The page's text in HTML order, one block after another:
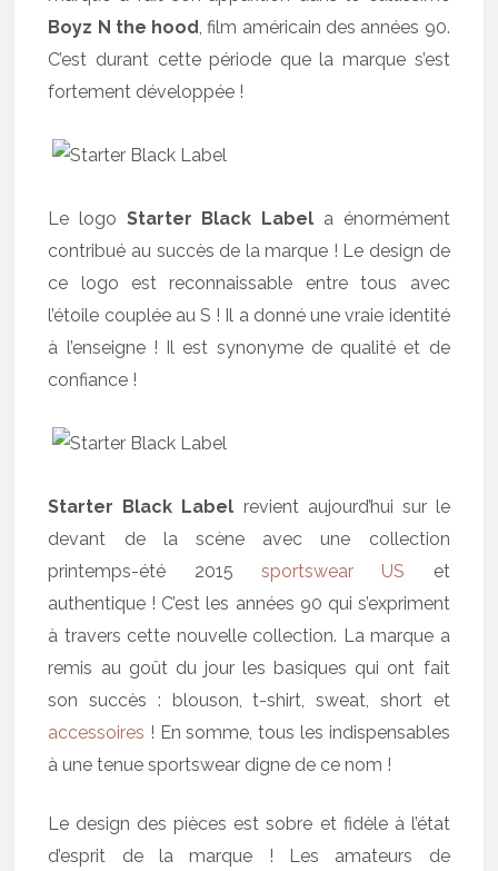
Boyz N the hood, film américain des années 90.
C’est durant cette période que la marque s’est
fortement développée !
Le logo Starter Black Label a énormément
contribué au succès de la marque ! Le design de
ce logo est reconnaissable entre tous avec
l’étoile couplée au S ! Il a donné une vraie identité
à l’enseigne ! Il est synonyme de qualité et de
confiance !
Starter Black Label revient aujourd’hui sur le
devant de la scène avec une collection
printemps-été 2015 sportswear US et
authentique ! C’est les années 90 qui s’expriment
à travers cette nouvelle collection. La marque a
remis au goût du jour les basiques qui ont fait
son succès : blouson, t-shirt, sweat, short et
accessoires ! En somme, tous les indispensables
à une tenue sportswear digne de ce nom !
Le design des pièces est sobre et fidèle à l’état
d’esprit de la marque ! Les amateurs de